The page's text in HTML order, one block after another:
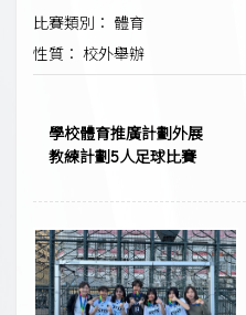
比賽類別： 體育
性質： 校外舉辦
學校體育推廣計劃外展
教練計劃5人足球比賽